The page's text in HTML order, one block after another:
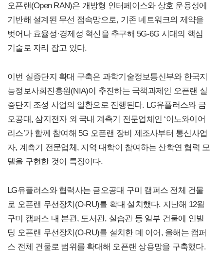
오픈랜(Open RAN)은 개방형 인터페이스와 상호 운용성에
기반해 설계된 무선 접속망으로, 기존 네트워크의 제약을
벗어나 효율성·경제성 혁신을 추구해 5G-6G 시대의 핵심
기술로 자리 잡고 있다.
이번 실증단지 확대 구축은 과학기술정보통신부와 한국지
능정보사회진흥원(NIA)이 추진하는 국책과제인 오픈랜 실
증단지 조성 사업의 일환으로 진행된다. LG유플러스와 금
오공대, 삼지전자 외 국내 계측기 전문업체인 ‘이노와이어
리스’가 함께 참여해 5G 오픈랜 장비 제조사부터 통신사업
자, 계측기 전문업체, 지역 대학이 참여하는 산학연 협력 모
델을 구현한 것이 특징이다.
LG유플러스와 협력사는 금오공대 구미 캠퍼스 전체 건물
로 오픈랜 무선장치(O-RU)를 확대 설치했다. 지난해 12월
구미 캠퍼스 내 본관, 도서관, 실습관 등 일부 건물에 인빌
딩 오픈랜 무선장치(O-RU)를 설치한 데 이어, 올해는 캠퍼
스 전체 건물로 범위를 확대해 오픈랜 상용망을 구축했다.